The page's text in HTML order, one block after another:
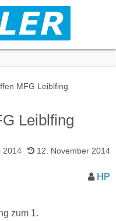
MFG Leiblfing
Leiblfing
2014 12. November 2014
HP
zum 1.